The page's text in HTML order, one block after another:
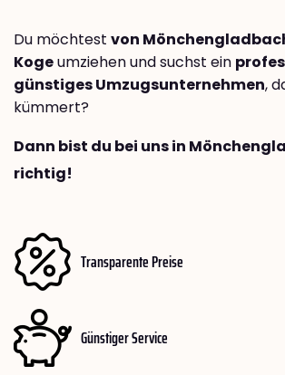
Du möchtest von
Kogeumziehen und suchst ein
günstiges Umzugsunternehmen,
kümmert?
Dann bist du bei uns in
richtig!
Transparente Preise
Günstiger Service